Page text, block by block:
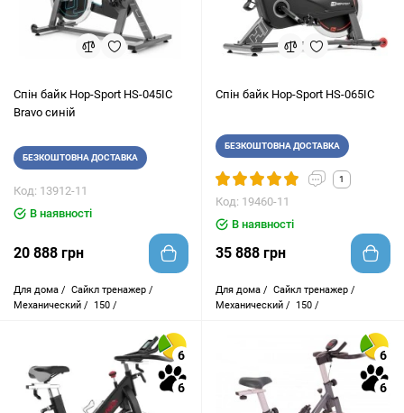
Спін байк Hop-Sport HS-045IC
Bravo синій
БЕЗКОШТОВНА ДОСТАВКА
Код: 13912-11
В наявності
20 888 грн
Для дома / Сайкл тренажер /
Механический /
150 /
Спін байк Hop-Sport HS-065IC
БЕЗКОШТОВНА ДОСТАВКА
1
Код: 19460-11
В наявності
35 888 грн
Для дома / Сайкл тренажер /
Механический /
150 /
6
6
6
6